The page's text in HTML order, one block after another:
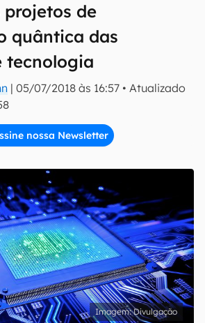
projetos de
quântica das
tecnologia
| 05/07/2018 às 16:57 • Atualizado
nossa Newsletter
inscreva-se
aceito e concordo com os Termos de
Privacidade do Canaltech.
Divulgação